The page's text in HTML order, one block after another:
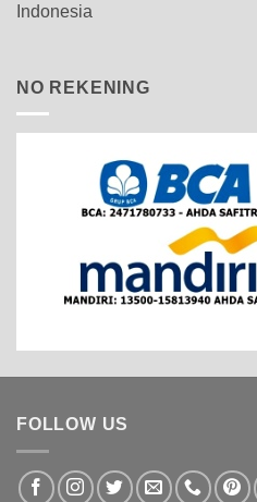
Indonesia
NO REKENING
FOLLOW US